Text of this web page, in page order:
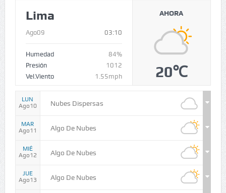
Lima
Ago09 03:10
Humedad
84%
Presión
1012
Vel.Viento
1.55mph
AHORA
20℃
LUN
Ago10
Nubes Dispersas
MAR
Ago11
Algo De Nubes
MIÉ
Ago12
Algo De Nubes
JUE
Ago13
Algo De Nubes